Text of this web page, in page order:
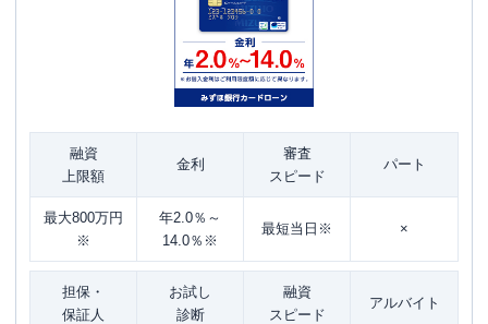
融資
上限額
金利
審査
スピード
パート
最大800万円
※
年2.0％～
14.0％※
最短当日※ ×
担保・
保証人
お試し
診断
融資
スピード
アルバイト